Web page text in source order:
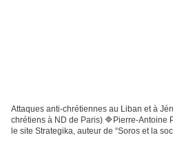
Attaques anti-chrétiennes au Liban et à
chrétiens à ND de Paris) 🔷Pierre-Antoine
le site Strategika, auteur de “Soros et la